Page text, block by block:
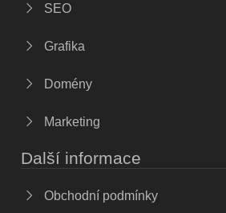
SEO
Grafika
Domény
Marketing
Další informace
Obchodní podmínky